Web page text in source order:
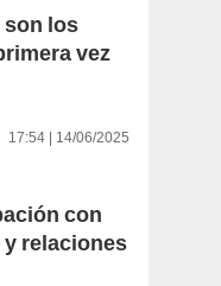
son los
vez
17:54 | 14/06/2025
con
relaciones